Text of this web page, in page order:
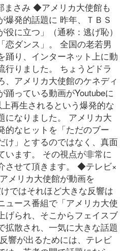
まさみ ◆アメリカ大使館も
爆発的話題に 昨年、ＴＢＳ
役に立つ」（通称：逃げ恥）
恋ダンス」。 全国の老若男
踊り、インターネット上に動
行りました。 ちょうどドラ
、アメリカ大使館のケネディ
踊っている動画がYoutubeに
再生されるという爆発的な
になりました。 アメリカ大
的なヒットを「ただのブー
け」とするのではなく、真面
います。 その視点が非常に
させて頂きます。 ◆テレビ×
メリカ大使館が動画を
ではそれほど大きな反響は
ュース番組で「アメリカ大使
げられ、そこからフェイスブ
散され、一気に大きな話題
響が出るためには、テレビ